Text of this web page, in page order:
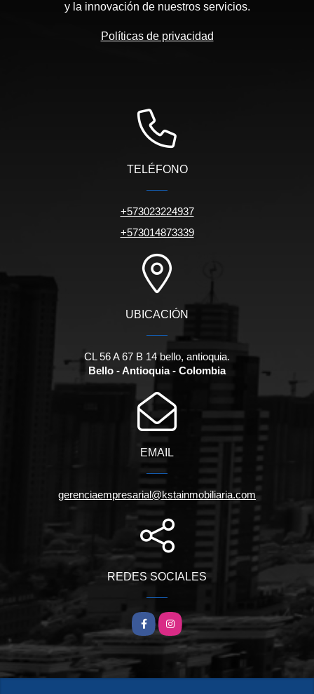
y la innovación de nuestros servicios.
Políticas de privacidad
TELÉFONO
+573023224937
+573014873339
UBICACIÓN
CL 56 A 67 B 14 bello, antioquia.
Bello - Antioquia - Colombia
EMAIL
gerenciaempresarial@kstainmobiliaria.com
REDES SOCIALES
FacebookInstagram